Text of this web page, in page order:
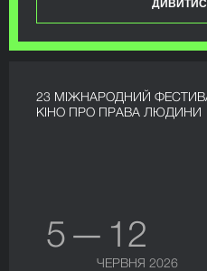
23 МІЖНАРОДНИЙ
КІНО ПРО ПРАВА ЛЮДИНИ
5 — 12
ЧЕРВНЯ 2026